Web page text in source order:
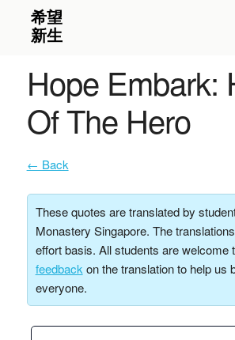
Hope Embark:
Of The Hero
← Back
These quotes are translated by
Monastery Singapore. The
effort basis. All students are welcome
feedback on the translation to help us
everyone.